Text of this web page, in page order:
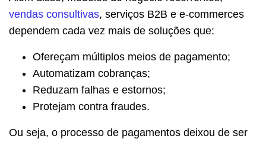
vendas consultivas, serviços B2B e e-commerces
dependem cada vez mais de soluções que:
Ofereçam múltiplos meios de pagamento;
Automatizam cobranças;
Reduzam falhas e estornos;
Protejam contra fraudes.
Ou seja, o processo de pagamentos deixou de ser